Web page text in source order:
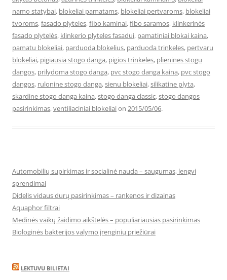
namo statybai, blokeliai pamatams, blokeliai pertvaroms, blokeliai
tvoroms,fasado plyteles,fibo kaminai,fibo saramos, klinkerinės
fasado plytelės, klinkerio plyteles fasadui, pamatiniai blokai kaina,
pamatu blokeliai, parduoda blokelius, parduoda trinkeles, pertvaru
blokeliai, pigiausia stogo danga, pigios trinkeles, plienines stogu
dangos, prilydoma stogo danga, pvc stogo danga kaina, pvc stogo
dangos, rulonine stogo danga,sienu blokeliai,silikatine plyta,
skardine stogo danga kaina,stogo danga classic,stogo dangos
pasirinkimas,ventiliaciniai blokeliaion 2015/05/06.
Automobilių supirkimas ir socialinė nauda – saugumas, lengvi
sprendimai
Didelis vidaus durų pasirinkimas – rankenos ir dizainas
Aquaphor filtrai
Medinės vaikų žaidimo aikštelės – populiariausias pasirinkimas
Biologinės bakterijos valymo įrenginių priežiūrai
LEKTUVU BILIETAI